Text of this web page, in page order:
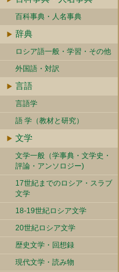
百科事典・人名事典
辞典
ロシア語一般・学習・その他
外国語・対訳
言語
言語学
語 学（教材と研究）
文学
文学一般（学事典・文学史・
評論・アンソロジー)
17世紀までのロシア・スラブ
文学
18-19世紀ロシア文学
20世紀ロシア文学
歴史文学・回想録
現代文学・読み物